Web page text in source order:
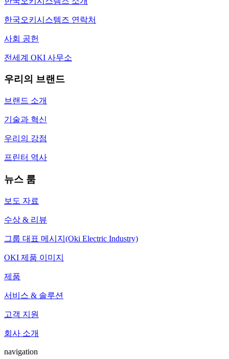
한국오키시스템즈 연락처
사회 공헌
전세계 OKI 사무소
우리의 브랜드
브랜드 소개
기술과 혁신
우리의 강점
프린터 역사
뉴스 룸
보도 자료
수상 & 리뷰
그룹 대표 메시지(Oki Electric Industry)
OKI 제품 이미지
제품
서비스 & 솔루션
고객 지원
회사 소개
navigation